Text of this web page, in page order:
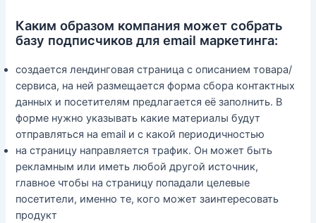
Каким образом компания может собрать
базу подписчиков для email маркетинга:
создается лендинговая страница с описанием товара/
сервиса, на ней размещается форма сбора контактных
данных и посетителям предлагается её заполнить. В
форме нужно указывать какие материалы будут
отправляться на email и с какой периодичностью
на страницу направляется трафик. Он может быть
рекламным или иметь любой другой источник,
главное чтобы на страницу попадали целевые
посетители, именно те, кого может заинтересовать
продукт